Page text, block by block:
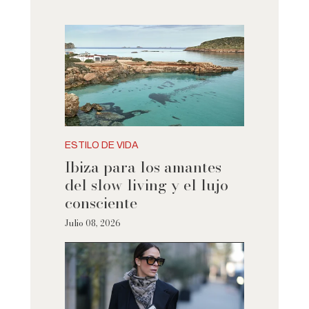
ESTILO DE VIDA
Ibiza para los amantes
del slow living y el lujo
consciente
Julio 08, 2026